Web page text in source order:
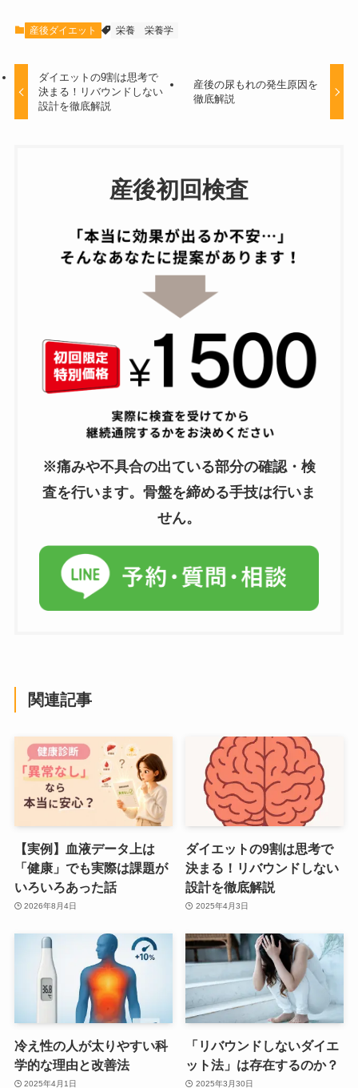
産後ダイエット 栄養 栄養学
ダイエットの9割は思考で
決まる！リバウンドしない
設計を徹底解説
産後の尿もれの発生原因を
徹底解説
産後初回検査
※痛みや不具合の出ている部分の確認・検
査を行います。骨盤を締める手技は行いま
せん。
関連記事
【実例】血液データ上は
「健康」でも実際は課題が
いろいろあった話
2026年8月4日
ダイエットの9割は思考で
決まる！リバウンドしない
設計を徹底解説
2025年4月3日
冷え性の人が太りやすい科
学的な理由と改善法
2025年4月1日
「リバウンドしないダイエ
ット法」は存在するのか？
2025年3月30日